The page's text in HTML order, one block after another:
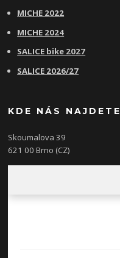
MICHE 2022
MICHE 2024
SALICE bike 2027
SALICE 2026/27
KDE NÁS NAJDETE
Skoumalova 39
621 00 Brno (CZ)